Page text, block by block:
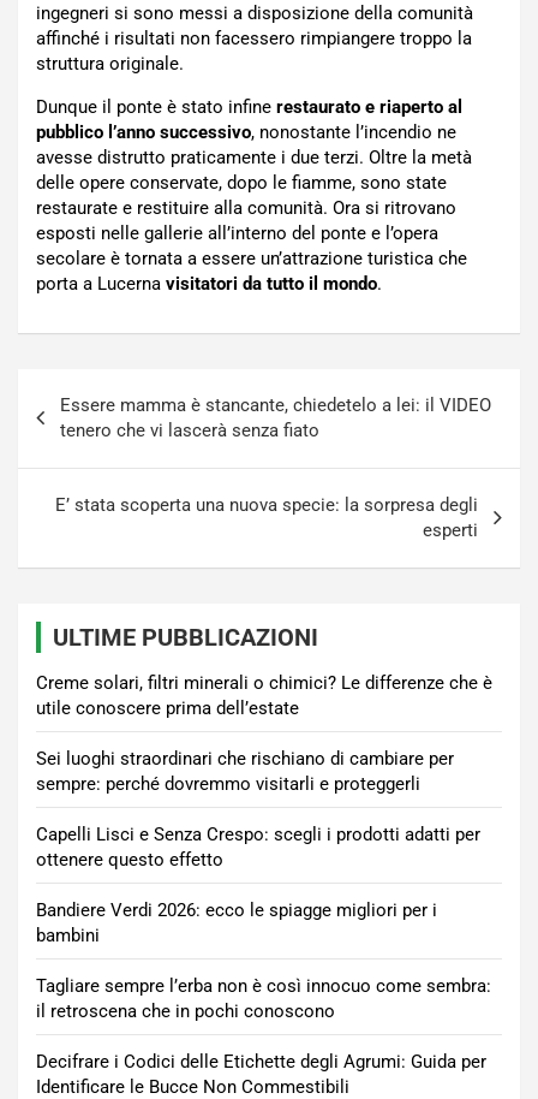
ingegneri si sono messi a disposizione della comunità
affinché i risultati non facessero rimpiangere troppo la
struttura originale.
Dunque il ponte è stato infine restaurato e riaperto al
pubblico l’anno successivo, nonostante l’incendio ne
avesse distrutto praticamente i due terzi. Oltre la metà
delle opere conservate, dopo le fiamme, sono state
restaurate e restituire alla comunità. Ora si ritrovano
esposti nelle gallerie all’interno del ponte e l’opera
secolare è tornata a essere un’attrazione turistica che
porta a Lucerna visitatori da tutto il mondo.
articoli
Essere mamma è stancante, chiedetelo a lei: il VIDEO
tenero che vi lascerà senza fiato
E’ stata scoperta una nuova specie: la sorpresa degli
esperti
ULTIME PUBBLICAZIONI
Creme solari, filtri minerali o chimici? Le differenze che è
utile conoscere prima dell’estate
Sei luoghi straordinari che rischiano di cambiare per
sempre: perché dovremmo visitarli e proteggerli
Capelli Lisci e Senza Crespo: scegli i prodotti adatti per
ottenere questo effetto
Bandiere Verdi 2026: ecco le spiagge migliori per i
bambini
Tagliare sempre l’erba non è così innocuo come sembra:
il retroscena che in pochi conoscono
Decifrare i Codici delle Etichette degli Agrumi: Guida per
Identificare le Bucce Non Commestibili